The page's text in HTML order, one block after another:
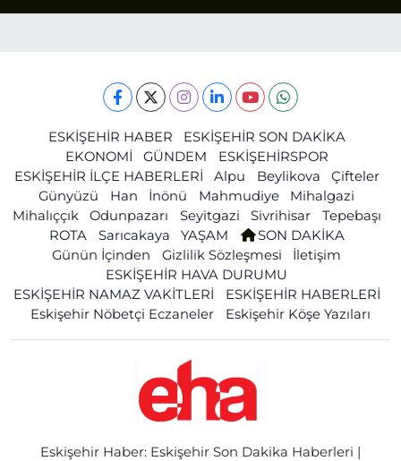
ESKİŞEHİR HABER
ESKİŞEHİR SON DAKİKA
EKONOMİ
GÜNDEM
ESKİŞEHİRSPOR
ESKİŞEHİR İLÇE HABERLERİ
Alpu Beylikova
Çifteler
Günyüzü
Han İnönü Mahmudiye
Mihalgazi
Mihalıççık
Odunpazarı Seyitgazi Sivrihisar
Tepebaşı
ROTA
Sarıcakaya YAŞAM
SON DAKİKA
Günün İçinden
Gizlilik Sözleşmesi
İletişim
ESKİŞEHİR HAVA DURUMU
ESKİŞEHİR NAMAZ VAKİTLERİ
ESKİŞEHİR HABERLERİ
Eskişehir Nöbetçi Eczaneler
Eskişehir Köşe Yazıları
Eskişehir Haber: Eskişehir Son Dakika Haberleri |